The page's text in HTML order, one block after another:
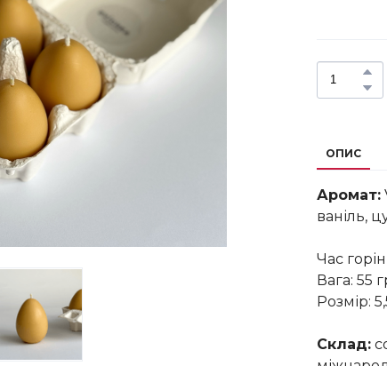
ОПИС
Аромат:
ваніль,
Час
Вага: 55
Розмір:
Склад: